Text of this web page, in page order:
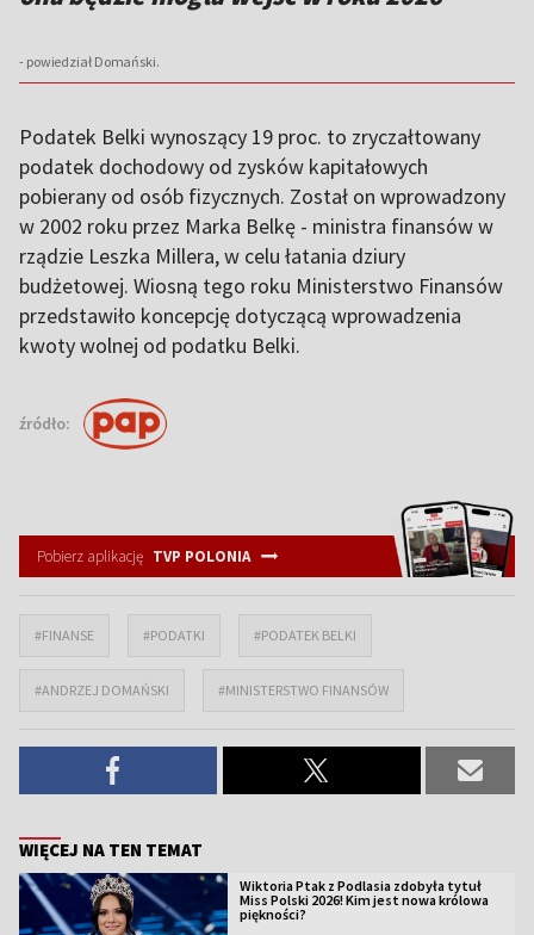
- powiedział Domański.
Podatek Belki wynoszący 19 proc. to zryczałtowany
podatek dochodowy od zysków kapitałowych
pobierany od osób fizycznych. Został on wprowadzony
w 2002 roku przez Marka Belkę - ministra finansów w
rządzie Leszka Millera, w celu łatania dziury
budżetowej. Wiosną tego roku Ministerstwo Finansów
przedstawiło koncepcję dotyczącą wprowadzenia
kwoty wolnej od podatku Belki.
źródło:
Pobierz aplikację TVP POLONIA
#FINANSE #PODATKI #PODATEK BELKI
#ANDRZEJ DOMAŃSKI #MINISTERSTWO FINANSÓW
WIĘCEJ NA TEN TEMAT
Wiktoria Ptak z Podlasia zdobyła tytuł
Miss Polski 2026! Kim jest nowa królowa
piękności?